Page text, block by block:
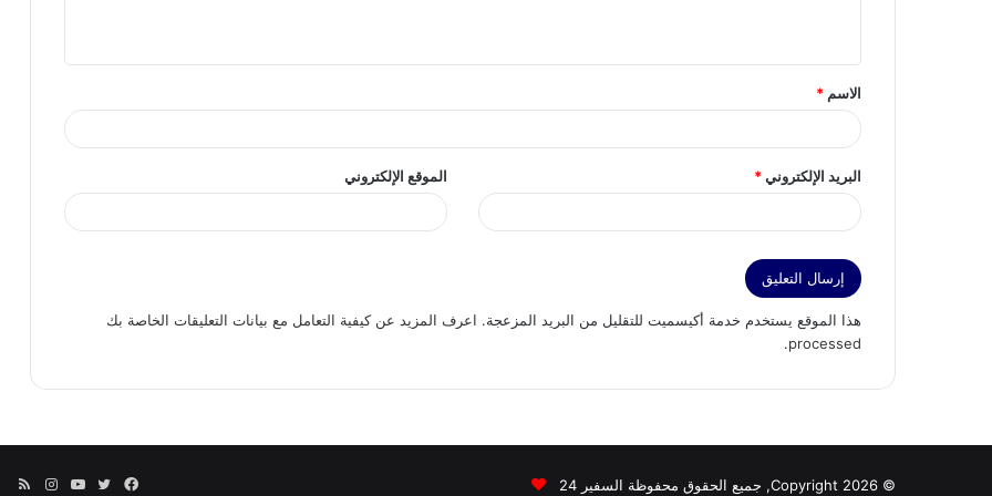
ق
*
الاسم *
البريد الإلكتروني* الموقع الإلكتروني
هذا الموقع يستخدم خدمة أكيسميت للتقليل من البريد المزعجة. اعرف المزيد عن كيفية التعامل مع بيانات التعليقات الخاصة بك
processed
.
© Copyright 2026, جميع الحقوق محفوظة السفير 24 فيسبوك
تويتريوتيوب